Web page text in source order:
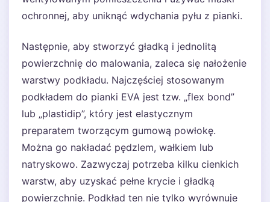
ochronnej, aby uniknąć wdychania pyłu z pianki.
Następnie, aby stworzyć gładką i jednolitą
powierzchnię do malowania, zaleca się nałożenie
warstwy podkładu. Najczęściej stosowanym
podkładem do pianki EVA jest tzw. „flex bond”
lub „plastidip”, który jest elastycznym
preparatem tworzącym gumową powłokę.
Można go nakładać pędzlem, wałkiem lub
natryskowo. Zazwyczaj potrzeba kilku cienkich
warstw, aby uzyskać pełne krycie i gładką
powierzchnię. Podkład ten nie tylko wyrównuje